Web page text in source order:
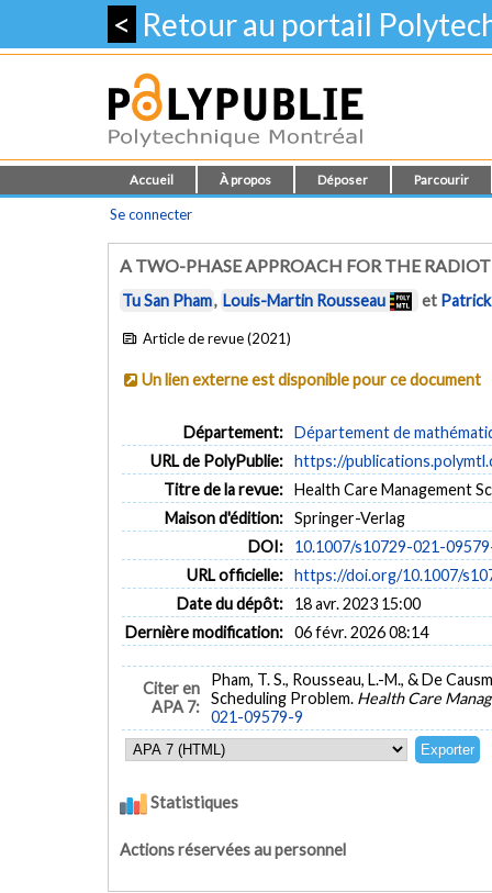
< Retour au portail
Accueil À propos Déposer Parcourir
Se connecter
A TWO-PHASE APPROACH FOR THE
Tu San Pham, Louis-Martin Rousseau et
Article de revue (2021)
Un lien externe est disponible pour ce document
Département: Département de
URL de PolyPublie: https://
Titre de la revue: Health Care Management
Maison d'édition: Springer-Verlag
DOI:
10.1007/s10729-021-
URL officielle: https://doi.org/10.1007/
Date du dépôt:
18 avr. 2023 15:00
Dernière modification: 06 févr. 2026 08:14
Citer en
APA 7:
Pham, T. S., Rousseau, L.-M., & De
Scheduling Problem. Health Care
021-09579-9
Statistiques
Actions réservées au personnel